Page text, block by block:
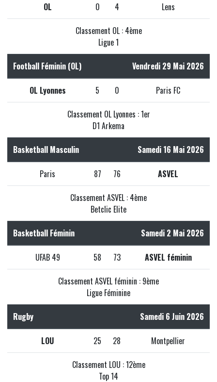
OL 0 4 Lens
Classement OL : 4ème
Ligue 1
Football Féminin (OL) Vendredi 29 Mai 2026
OL Lyonnes 5 0 Paris FC
Classement OL Lyonnes : 1er
D1 Arkema
Basketball Masculin Samedi 16 Mai 2026
Paris 87 76 ASVEL
Classement ASVEL : 4ème
Betclic Elite
Basketball Féminin Samedi 2 Mai 2026
UFAB 49 58 73 ASVEL féminin
Classement ASVEL féminin : 9ème
Ligue Féminine
Rugby Samedi 6 Juin 2026
LOU 25 28 Montpellier
Classement LOU : 12ème
Top 14